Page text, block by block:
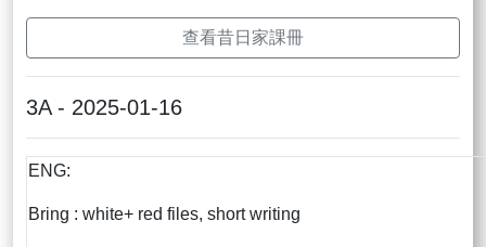
查看昔日家課冊
3A - 2025-01-16
ENG:
Bring : white+ red files, short writing